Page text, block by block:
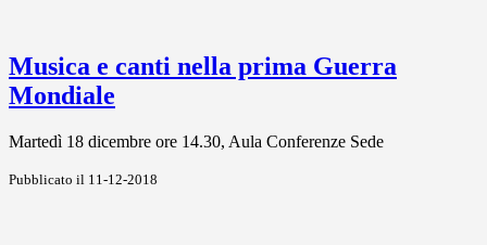
Musica e canti nella prima Guerra
Mondiale
Martedì 18 dicembre ore 14.30, Aula Conferenze Sede
Pubblicato il 11-12-2018